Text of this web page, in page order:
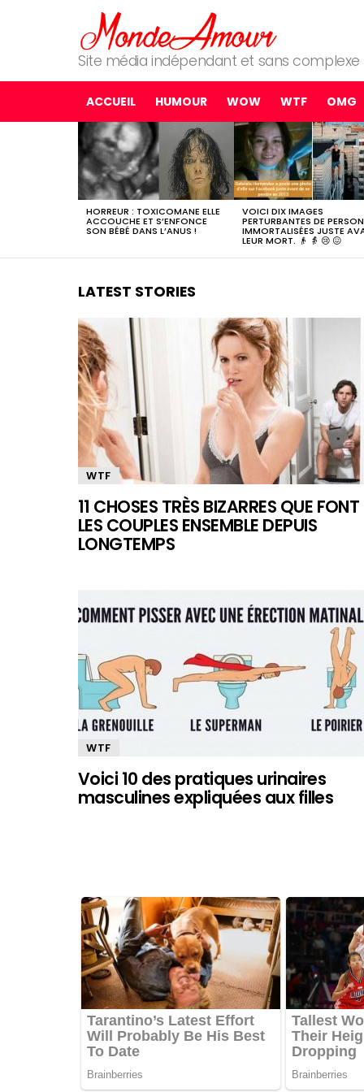
Site média indépendant et sans complexe
ACCUEIL HUMOUR WOW WTF OMG
MOST
SHARED
STORIES
HORREUR : TOXICOMANE ELLE
ACCOUCHE ET S’ENFONCE
SON BÉBÉ DANS L’ANUS !
VOICI DIX IMAGES
PERTURBANTES DE
IMMORTALISÉES JUSTE
LEUR MORT. 👴 👵 😢 😖
LATEST STORIES
WTF
11 CHOSES TRÈS BIZARRES QUE FONT
LES COUPLES ENSEMBLE DEPUIS
LONGTEMPS
WTF
Voici 10 des pratiques urinaires
masculines expliquées aux filles